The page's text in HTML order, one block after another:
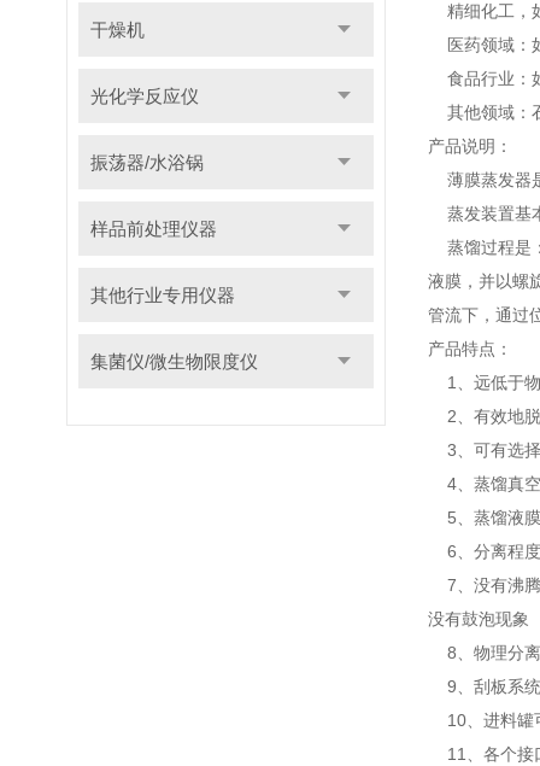
干燥机
光化学反应仪
振荡器/水浴锅
样品前处理仪器
其他行业专用仪器
集菌仪/微生物限度仪
精细化工，
医药领域：
食品行业：
其他领域：
产品说明：
薄膜蒸发器
蒸发装置基
蒸馏过程是
液膜，并以螺
管流下，通过
产品特点：
1、远低于物
2、有效地脱
3、可有选择
4、蒸馏真空
5、蒸馏液膜
6、分离程度
7、没有沸腾
没有鼓泡现象
8、物理分离
9、刮板系统
10、进料罐
11、各个接